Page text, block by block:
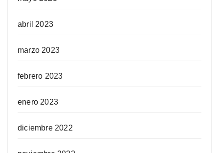
abril 2023
marzo 2023
febrero 2023
enero 2023
diciembre 2022